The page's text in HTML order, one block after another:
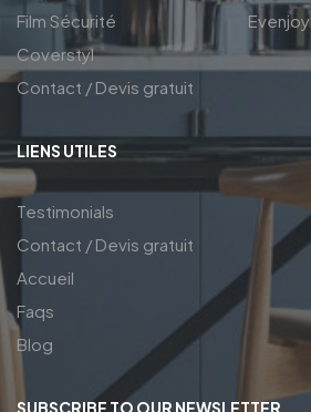
Film Sécurité
Coverstyl
Contact / Devis gratuit
Evenjoy
LIENS UTILES
Testimonials
Contact / Devis gratuit
Accueil
Faqs
Blog
SUBSCRIBE TO OUR NEWSLETTER